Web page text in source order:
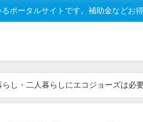
ポータルサイトです。補助金などお
らし・二人暮らしにエコジョーズは必